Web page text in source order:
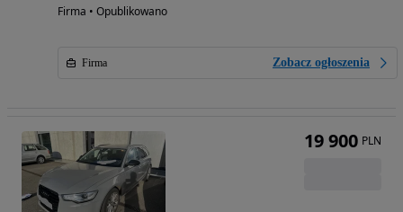
Firma • Opublikowano
Firma Zobacz ogłoszenia
19 900 PLN